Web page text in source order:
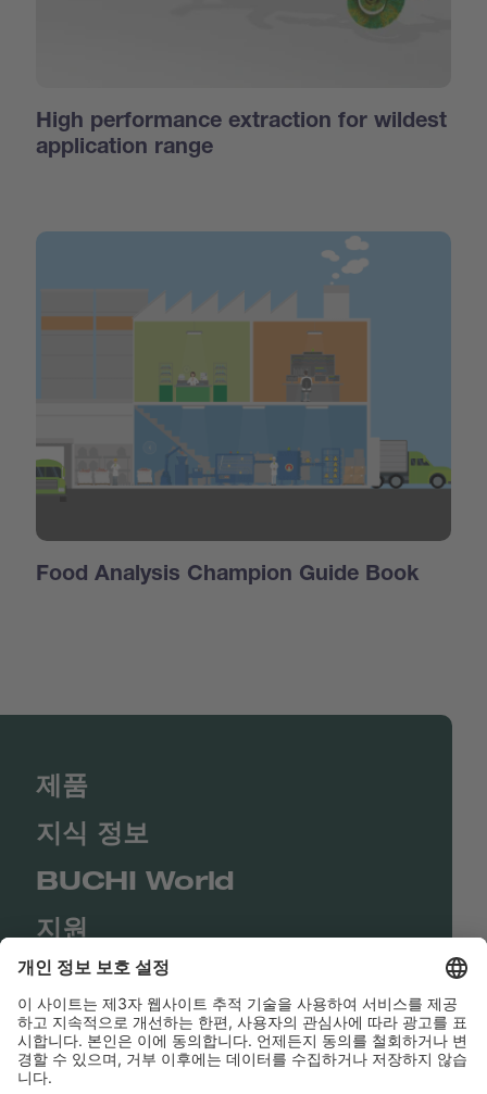
High performance extraction for wildest
application range
Food Analysis Champion Guide Book
제품
지식 정보
BUCHI World
지원
Shop
Contact us